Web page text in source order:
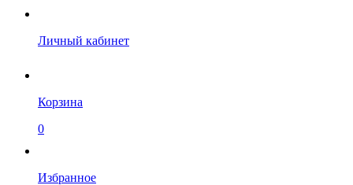
Личный кабинет
Корзина
0
Избранное